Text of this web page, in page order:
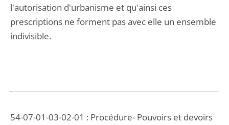
l'autorisation d'urbanisme et qu'ainsi ces
prescriptions ne forment pas avec elle un ensemble
indivisible.
54-07-01-03-02-01 : Procédure- Pouvoirs et devoirs